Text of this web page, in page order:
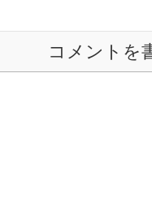
コメントを